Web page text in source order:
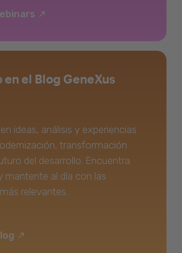
en el Blog GeneXus
ideas, análisis y experiencias
transformación
del desarrollo. Encuentra
mantente al día con las
relevantes.